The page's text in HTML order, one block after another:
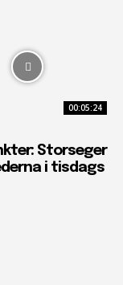
00:05:24
Storseger
i tisdags